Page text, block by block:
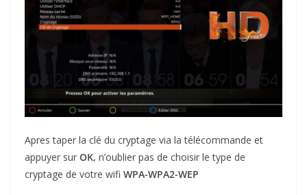
Apres taper la clé du cryptage via la télécommande et
appuyer sur OK, n’oublier pas de choisir le type de
cryptage de votre wifi WPA-WPA2-WEP